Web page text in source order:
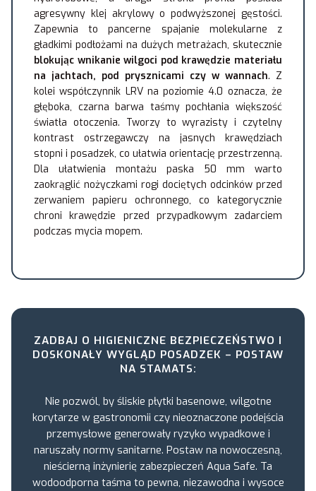
agresywny klej akrylowy o podwyższonej gęstości.
Zapewnia to pancerne spajanie molekularne z
gładkimi podłożami na dużych metrażach, skutecznie
blokując wnikanie wilgoci pod krawędzie materiału
na jachtach, pod prysznicami czy w wannach. Z
kolei współczynnik LRV na poziomie 4.0 oznacza, że
głęboka, czarna barwa taśmy pochłania większość
światła otoczenia. Tworzy to wyrazisty i czytelny
kontrast ostrzegawczy na jasnych krawędziach
stopni i posadzek, co ułatwia orientację przestrzenną.
Dla ułatwienia montażu paska 50 mm warto
zaokrąglić nożyczkami rogi dociętych odcinków przed
zerwaniem papieru ochronnego, co kategorycznie
chroni krawędzie przed przypadkowym zadarciem
podczas mycia mopem.
ZADBAJ O HIGIENICZNE BEZPIECZEŃSTWO I
DOSKONAŁY WYGLĄD POSADZEK – POSTAW
NA STAMATS:
Nie pozwól, by śliskie płytki basenowe, wilgotne
korytarze w gastronomii czy nieoznaczone podejścia
przemysłowe generowały ryzyko wypadkowe i
naruszały normy sanitarne. Postaw na nowoczesną,
nieścierną inżynierię zabezpieczeń Aqua Safe. Ta
wodoodporna taśma to pewna, niezawodna i wysoce